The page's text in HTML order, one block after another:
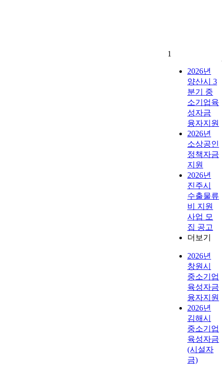
1
2026년
양산시 3
분기 중
소기업육
성자금
융자지원
2026년
소상공인
정책자금
지원
2026년
진주시
수출물류
비 지원
사업 모
집 공고
더보기
2026년
창원시
중소기업
육성자금
융자지원
2026년
김해시
중소기업
육성자금
(시설자
금)